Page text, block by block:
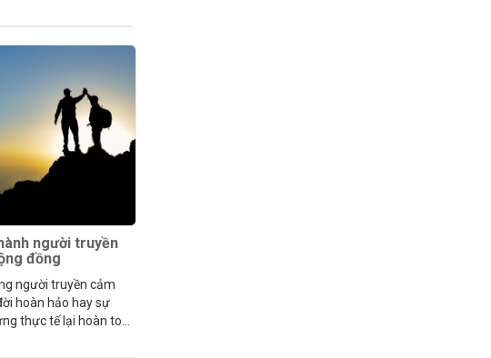
người truyền
đồng
người truyền cảm
hoàn hảo hay sự
thực tế lại hoàn toàn